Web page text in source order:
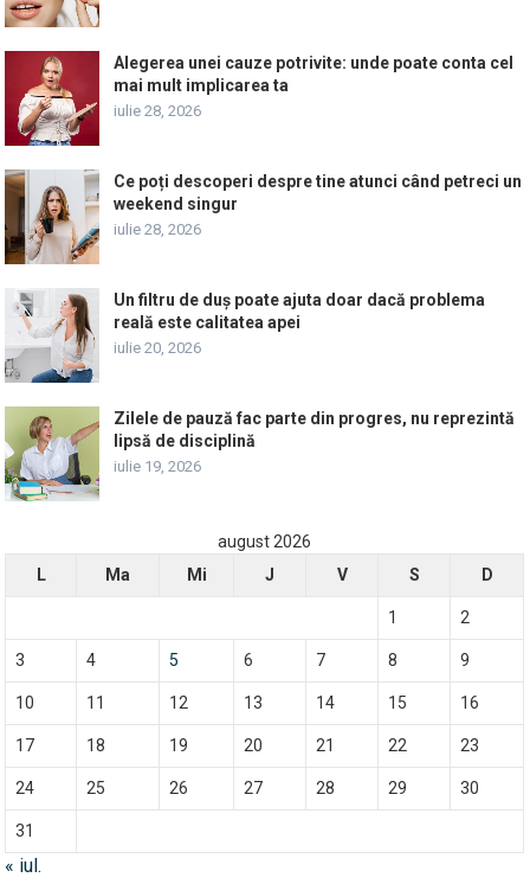
Alegerea unei cauze potrivite: unde poate conta cel
mai mult implicarea ta
iulie 28, 2026
Ce poți descoperi despre tine atunci când petreci un
weekend singur
iulie 28, 2026
Un filtru de duș poate ajuta doar dacă problema
reală este calitatea apei
iulie 20, 2026
Zilele de pauză fac parte din progres, nu reprezintă
lipsă de disciplină
iulie 19, 2026
august 2026
L
Ma Mi J V S D
1 2
3 4 5 6 7 8 9
10 11 12 13 14 15 16
17 18 19 20 21 22 23
24 25 26 27 28 29 30
31
« iul.